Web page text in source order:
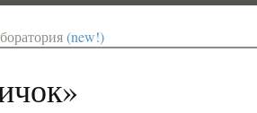
(new!)
»